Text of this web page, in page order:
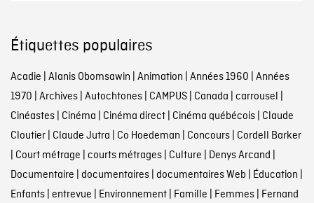
Étiquettes populaires
Acadie | Alanis Obomsawin | Animation | Années 1960 | Années
1970 | Archives| Autochtones| CAMPUS| Canada | carrousel |
Cinéastes| Cinéma | Cinéma direct| Cinéma québécois| Claude
Cloutier| Claude Jutra | Co Hoedeman | Concours| Cordell Barker
| Court métrage | courts métrages| Culture | Denys Arcand |
Documentaire | documentaires| documentaires Web | Éducation |
Enfants| entrevue | Environnement| Famille | Femmes| Fernand